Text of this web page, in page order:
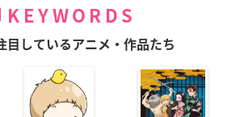
KEYWORDS
目しているアニメ・作品たち